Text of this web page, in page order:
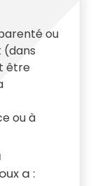
ou
(dans
être
ou à
a :